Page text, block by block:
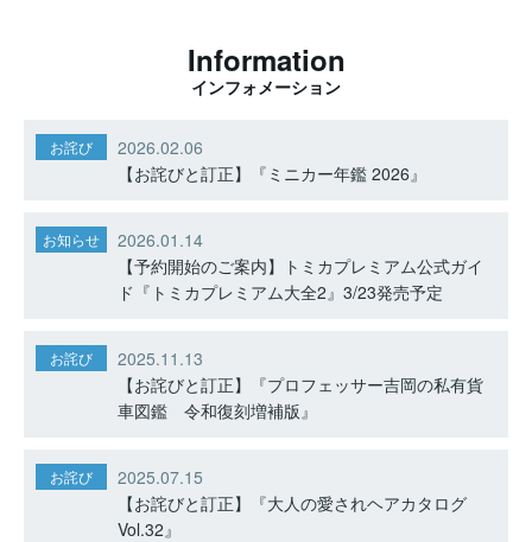
Information
インフォメーション
お詫び
2026.02.06
【お詫びと訂正】『ミニカー年鑑 2026』
お知らせ
2026.01.14
【予約開始のご案内】トミカプレミアム公式ガイ
ド『トミカプレミアム大全2』3/23発売予定
お詫び
2025.11.13
【お詫びと訂正】『プロフェッサー吉岡の私有貨
車図鑑 令和復刻増補版』
お詫び
2025.07.15
【お詫びと訂正】『大人の愛されヘアカタログ
Vol.32』